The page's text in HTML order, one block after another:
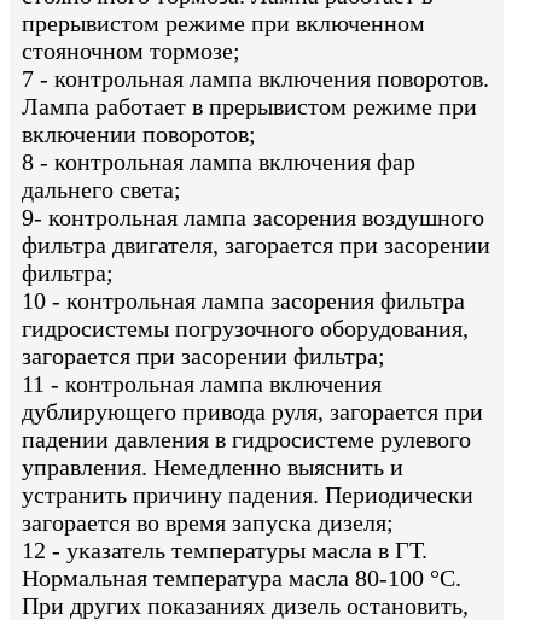
прерывистом режиме при включенном
стояночном тормозе;
7 - контрольная лампа включения поворотов.
Лампа работает в прерывистом режиме при
включении поворотов;
8 - контрольная лампа включения фар
дальнего света;
9- контрольная лампа засорения воздушного
фильтра двигателя, загорается при засорении
фильтра;
10 - контрольная лампа засорения фильтра
гидросистемы погрузочного оборудования,
загорается при засорении фильтра;
11 - контрольная лампа включения
дублирующего привода руля, загорается при
падении давления в гидросистеме рулевого
управления. Немедленно выяснить и
устранить причину падения. Периодически
загорается во время запуска дизеля;
12 - указатель температуры масла в ГТ.
Нормальная температура масла 80-100 °С.
При других показаниях дизель остановить,